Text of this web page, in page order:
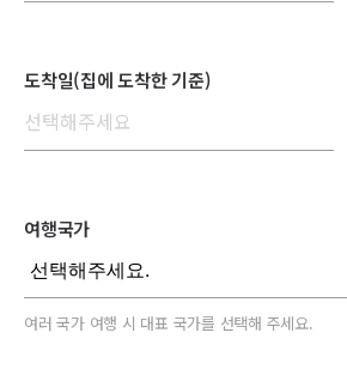
도착일(집에 도착한 기준)
여행국가
여러 국가 여행 시 대표 국가를 선택해 주세요.